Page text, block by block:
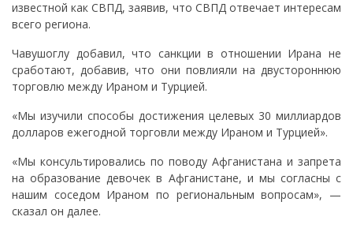
известной как СВПД, заявив, что СВПД отвечает интересам
всего региона.
Чавушоглу добавил, что санкции в отношении Ирана не
сработают, добавив, что они повлияли на двустороннюю
торговлю между Ираном и Турцией.
«Мы изучили способы достижения целевых 30 миллиардов
долларов ежегодной торговли между Ираном и Турцией».
«Мы консультировались по поводу Афганистана и запрета
на образование девочек в Афганистане, и мы согласны с
нашим соседом Ираном по региональным вопросам», —
сказал он далее.